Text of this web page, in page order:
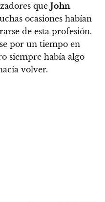
que John
ocasiones habían
de esta profesión.
por un tiempo en
siempre había algo
volver.